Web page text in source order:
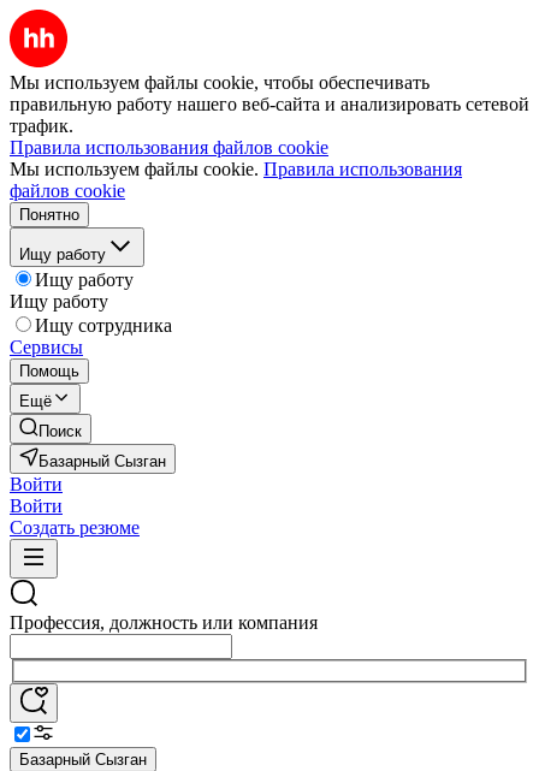
Мы используем файлы cookie, чтобы обеспечивать
правильную работу нашего веб-сайта и анализировать сетевой
трафик.
Правила использования файлов cookie
Мы используем файлы cookie. Правила использования
файлов cookie
Понятно
Ищу работу
Ищу работу
Ищу работу
Ищу сотрудника
Сервисы
Помощь
Ещё
Поиск
Базарный Сызган
Войти
Войти
Создать резюме
Профессия, должность или компания
Базарный Сызган